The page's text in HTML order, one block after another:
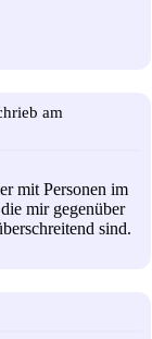
am
mit Personen im
mir gegenüber
sind.